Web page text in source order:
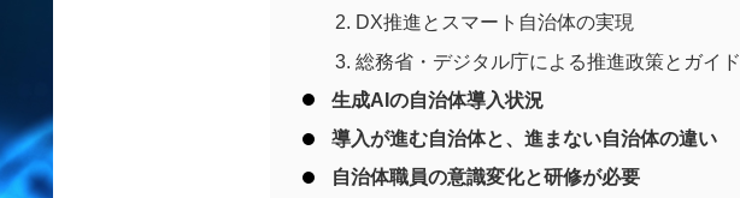
DX推進とスマート自治体の実現
総務省・デジタル庁による推進政策とガイ
生成AIの自治体導入状況
導入が進む自治体と、進まない自治体の違い
自治体職員の意識変化と研修が必要